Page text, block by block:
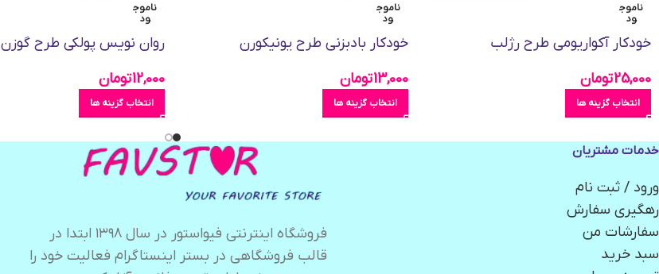
ناموج
ود
خودکار آکواریومی طرح رژلب
25,000تومان
انتخاب گزینه ها
ناموج
ود
خودکار بادبزنی طرح یونیکورن
13,000تومان
انتخاب گزینه ها
ناموج
ود
روان نویس پولکی طرح گوزن
12,000تومان
انتخاب گزینه ها
خدمات مشتریان
ورود / ثبت نام
رهگیری سفارش
سفارشات من
سبد خرید
فروشگاه اینترنتی فیواستور در سال ۱۳۹۸ ابتدا در
قالب فروشگاهی در بستر اینستاگرام فعالیت خود را